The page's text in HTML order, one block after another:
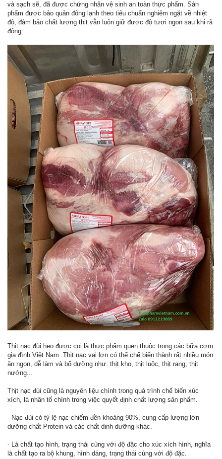
và sạch sẽ, đã được chứng nhận vệ sinh an toàn thực phẩm. Sản
phẩm được bảo quản đông lạnh theo tiêu chuẩn nghiêm ngặt về nhiệt
độ, đảm bảo chất lượng thịt vẫn luôn giữ được độ tươi ngon sau khi rã
đông.
Thịt nạc đùi heo được coi là thực phẩm quen thuộc trong các bữa cơm
gia đình Việt Nam. Thịt nạc vai lợn có thể chế biến thành rất nhiều món
ăn ngon, dễ làm và bổ dưỡng như: thịt kho, thịt luộc, thịt rang, thịt
nướng...
Thịt nạc đùi cũng là nguyên liệu chính trong quá trình chế biến xúc
xích, là nhân tố chính trong việc quyết định chất lượng sản phẩm.
- Nạc đùi có tỷ lệ nạc chiếm đền khoảng 90%, cung cấp lượng lớn
dưỡng chất Protein và các chất dinh dưỡng khác.
- Là chất tạo hình, trạng thái cùng với độ đặc cho xúc xích hình, nghĩa
là chất tạo ra bộ khung, hình dáng, trạng thái cùng với độ đặc.